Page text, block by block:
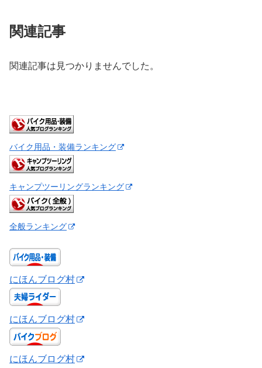
関連記事
関連記事は見つかりませんでした。
バイク用品・装備ランキング
キャンプツーリングランキング
全般ランキング
にほんブログ村
にほんブログ村
にほんブログ村